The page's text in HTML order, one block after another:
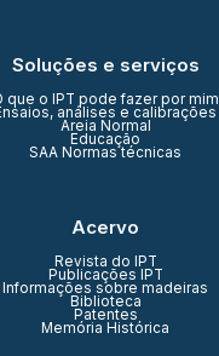
Soluções e serviços
que o IPT pode fazer por mim
análises e calibrações
Areia Normal
Educação
SAA Normas técnicas
Acervo
Revista do IPT
Publicações IPT
Informações sobre madeiras
Biblioteca
Patentes
Memória Histórica